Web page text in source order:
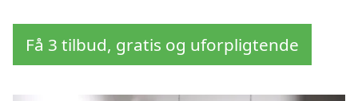
Få 3 tilbud, gratis og uforpligtende